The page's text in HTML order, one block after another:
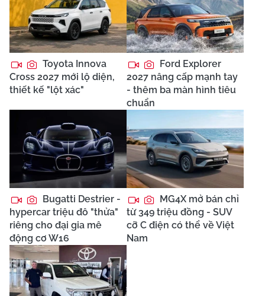
Toyota Innova
Cross 2027 mới lộ diện,
thiết kế "lột xác"
Ford Explorer
2027 nâng cấp mạnh tay
- thêm ba màn hình tiêu
chuẩn
Bugatti Destrier -
hypercar triệu đô "thửa"
riêng cho đại gia mê
động cơ W16
MG4X mở bán chỉ
từ 349 triệu đồng - SUV
cỡ C điện có thể về Việt
Nam